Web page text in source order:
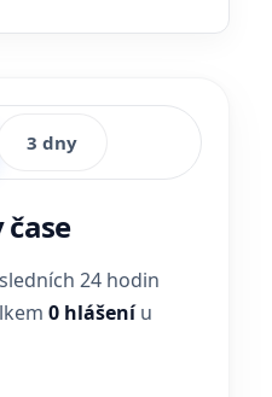
3 dny
24 hodin
0 hlášeníu